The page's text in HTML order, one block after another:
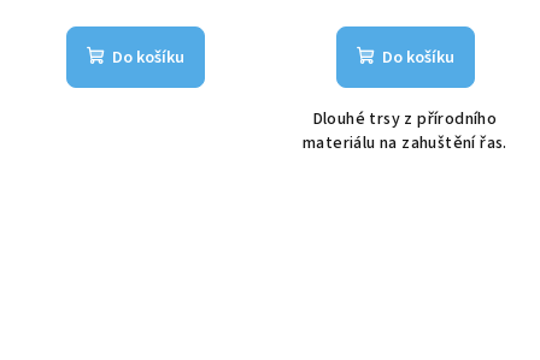
Do košíku Do košíku
Dlouhé trsy z přírodního
materiálu na zahuštění řas.